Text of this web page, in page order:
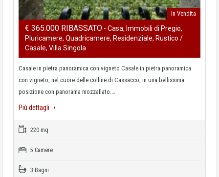
In Vendita
€ 365.000 RIBASSATO - Casa, Immobili di Pregio,
Pluricamere, Quadricamere, Residenziale, Rustico /
Casale, Villa Singola
Casale in pietra panoramica con vigneto Casale in pietra panoramica
con vigneto, nel cuore delle colline di Cassacco, in una bellissima
posizione con panorama mozzafiato.…
Più dettagli
220 mq
5 Camere
3 Bagni